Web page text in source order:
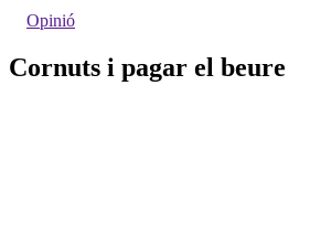
Opinió
Cornuts i pagar el beure